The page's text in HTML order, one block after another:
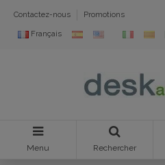
Contactez-nous Promotions
Français
Menu Rechercher